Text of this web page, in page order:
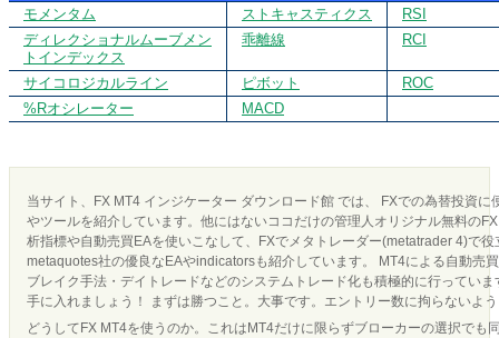
モメンタム ストキャスティクス
RSI
ディレクショナルムーブメン
トインデックス
乖離線 RCI
サイコロジカルライン ピボット
ROC
%Rオシレーター
MACD
当サイト、FX MT4 インジケーター ダウンロード館 では、 FXでの為替投資
やツールを紹介しています。他にはないココだけの管理人オリジナル無料の
析指標や自動売買EAを使いこなして、FXでメタトレーダー(metatrader 4)で
metaquotes社の優良なEAやindicatorsも紹介しています。 MT4による自動売
ブレイク手法・デイトレードなどのシステムトレード化も積極的に行ってい
手に入れましょう！ まずは勝つこと。大事です。エントリー数に拘らないよ
どうしてFX MT4を使うのか。これはMT4だけに限らずブローカーの選択でも